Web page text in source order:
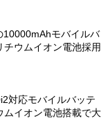
10000mAhモバイルバ
ウムイオン電池採用
対応モバイルバッテ
イオン電池搭載で大